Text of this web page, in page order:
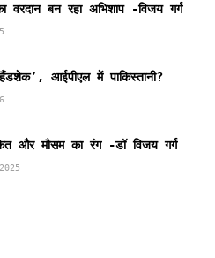
का वरदान बन रहा अभिशाप -विजय गर्ग
आईपीएल में पाकिस्तानी?
और मौसम का रंग -डॉ विजय गर्ग